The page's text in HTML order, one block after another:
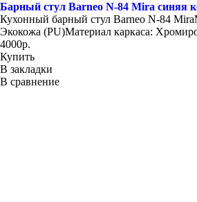
Барный стул Barneo N-84 Mira синяя
Кухонный барный стул Barneo N-84
Экокожа (PU)Материал каркаса:
4000р.
Купить
В закладки
В сравнение